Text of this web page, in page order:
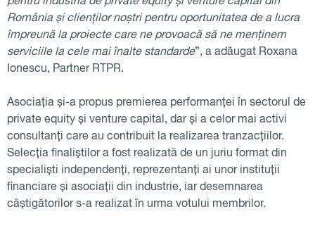
România și clienților noștri pentru oportunitatea de a lucra
împreună la proiecte care ne provoacă să ne menținem
serviciile la cele mai înalte standarde”, a adăugat Roxana
Ionescu, Partner RTPR.
Asociația și-a propus premierea performanței în sectorul de
private equity și venture capital, dar și a celor mai activi
consultanți care au contribuit la realizarea tranzacțiilor.
Selecția finaliștilor a fost realizată de un juriu format din
specialiști independenți, reprezentanți ai unor instituții
financiare și asociații din industrie, iar desemnarea
câștigătorilor s-a realizat în urma votului membrilor.